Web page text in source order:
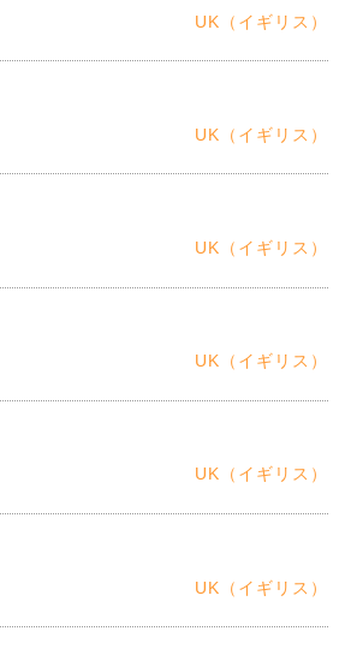
UK（イギリス）
UK（イギリス）
UK（イギリス）
UK（イギリス）
UK（イギリス）
UK（イギリス）